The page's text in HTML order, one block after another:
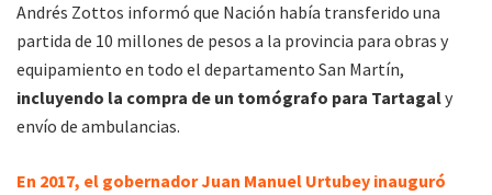
Andrés Zottos informó que Nación había transferido una
partida de 10 millones de pesos a la provincia para obras y
equipamiento en todo el departamento San Martín,
incluyendo la compra de un tomógrafo para Tartagaly
envío de ambulancias.
En 2017, el gobernador Juan Manuel Urtubey inauguró